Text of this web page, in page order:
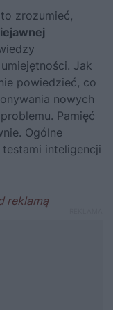
zrozumieć,
Jak
powiedzieć, co
nowych
Pamięć
Ogólne
testami inteligencji